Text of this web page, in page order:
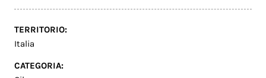
TERRITORIO:
Italia
CATEGORIA: